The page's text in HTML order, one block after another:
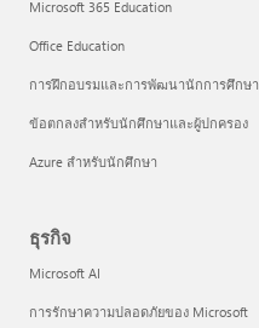
Microsoft 365 Education
Office Education
การฝึกอบรมและการพัฒนานักการศึกษา
ข้อตกลงสำหรับนักศึกษาและผู้ปกครอง
Azure สำหรับนักศึกษา
ธุรกิจ
Microsoft AI
การรักษาความปลอดภัยของ Microsoft